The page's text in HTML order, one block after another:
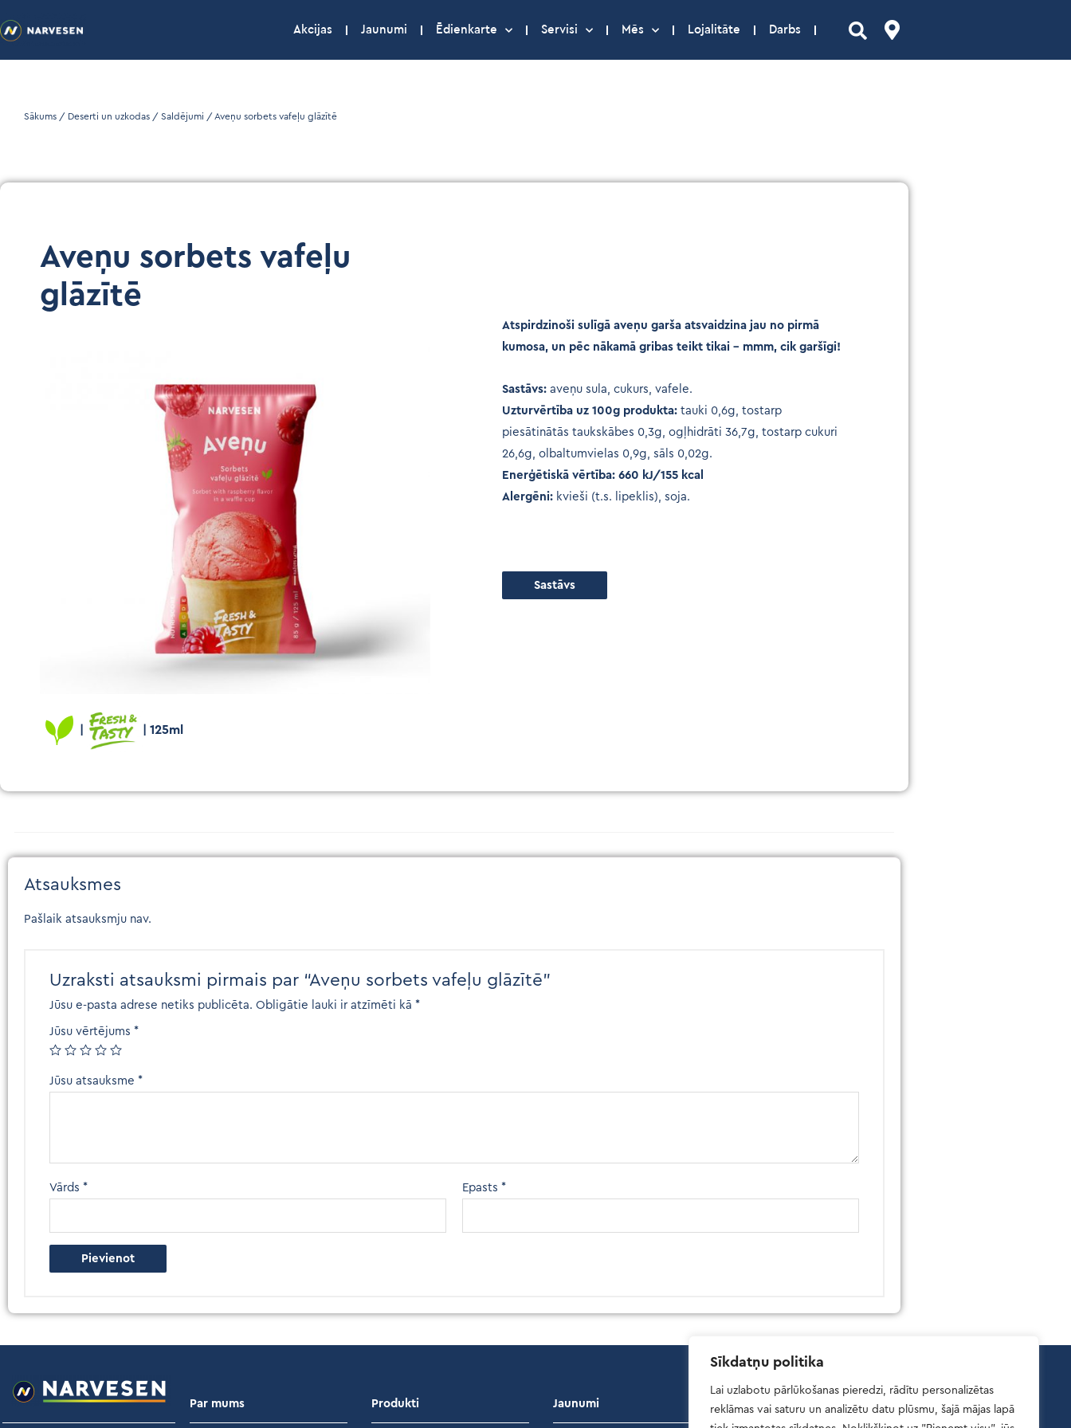
Sīkdatņu politika
Lai uzlabotu pārlūkošanas pieredzi, rādītu personalizētas
reklāmas vai saturu un analizētu datu plūsmu, šajā mājas lapā
Akcijas Jaunumi Ēdienkarte Servisi Mēs Lojalitāte Darbs
Sākums / Deserti un uzkodas / Saldējumi / Aveņu sorbets vafeļu glāzītē
Aveņu sorbets vafeļu
glāzītē
| 125ml
Atspirdzinoši sulīgā aveņu garša atsvaidzina jau no pirmā
kumosa, un pēc nākamā gribas teikt tikai – mmm, cik garšīgi!
Sastāvs: aveņu sula, cukurs, vafele.
Uzturvērtība uz 100g produkta: tauki 0,6g, tostarp
piesātinātās taukskābes 0,3g, ogļhidrāti 36,7g, tostarp cukuri
26,6g, olbaltumvielas 0,9g, sāls 0,02g.
Enerģētiskā vērtība: 660 kJ/155 kcal
Alergēni: kvieši (t.s. lipeklis), soja.
Sastāvs
Atsauksmes
Pašlaik atsauksmju nav.
Uzraksti atsauksmi pirmais par “Aveņu sorbets vafeļu glāzītē”
Jūsu e-pasta adrese netiks publicēta. Obligātie lauki ir atzīmēti kā *
Jūsu vērtējums *
Jūsu atsauksme *
Vārds * Epasts*
Par mums Produkti Jaunumi Atsauksmes